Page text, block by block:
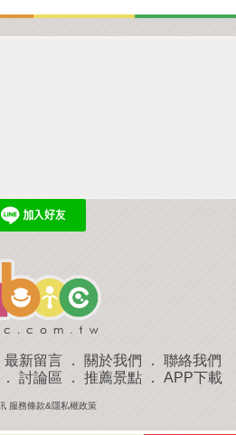
最新留言 ． 關於我們 ． 聯絡我們
討論區 ． 推薦景點． APP下載
服務條款&隱私權政策